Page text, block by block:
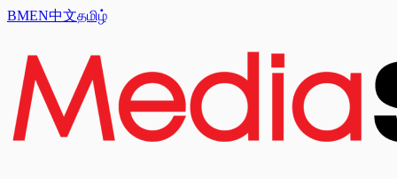
BMEN中文தமிழ்